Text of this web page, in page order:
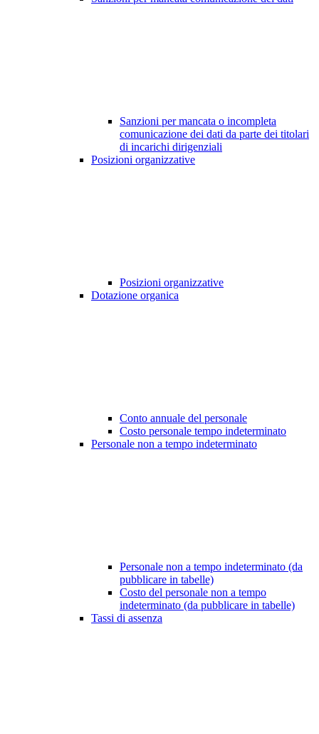
Sanzioni per mancata o incompleta
comunicazione dei dati da parte dei titolari
di incarichi dirigenziali
Posizioni organizzative
Posizioni organizzative
Dotazione organica
Conto annuale del personale
Costo personale tempo indeterminato
Personale non a tempo indeterminato
Personale non a tempo indeterminato (da
pubblicare in tabelle)
Costo del personale non a tempo
indeterminato (da pubblicare in tabelle)
Tassi di assenza